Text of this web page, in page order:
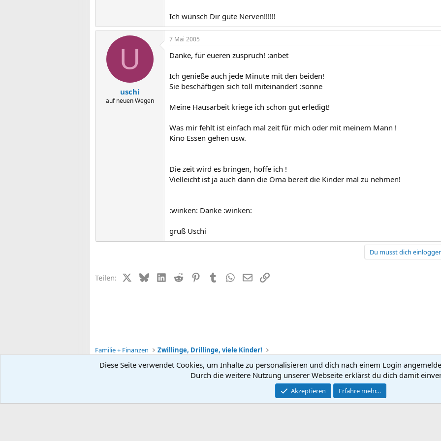
Ich wünsch Dir gute Nerven!!!!!!
U
uschi
auf neuen Wegen
7 Mai 2005
Danke, für eueren zuspruch! :anbet
Ich genieße auch jede Minute mit den beiden!
Sie beschäftigen sich toll miteinander! :sonne
Meine Hausarbeit kriege ich schon gut erledigt!
Was mir fehlt ist einfach mal zeit für mich oder mit meinem Mann !
Kino Essen gehen usw.
Die zeit wird es bringen, hoffe ich !
Vielleicht ist ja auch dann die Oma bereit die Kinder mal zu nehmen!
:winken: Danke :winken:
gruß Uschi
Du musst dich
Teilen: X (Twitter)
BlueskyLinkedIn
Reddit PinterestTumblrWhatsApp
E-MailLink
Familie + Finanzen Zwillinge, Drillinge, viele Kinder!
Kontakt
Community platform by XenForo ® © 2010-2026 XenForo Ltd.
Diese Seite verwendet Cookies, um Inhalte zu personalisieren und dich nach einem Login
Durch die weitere Nutzung unserer Webseite erklärst du dich damit
Akzeptieren Erfahre mehr…